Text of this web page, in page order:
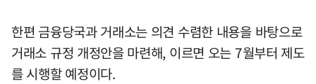
한편 금융당국과 거래소는 의견 수렴한 내용을 바탕으로
거래소 규정 개정안을 마련해, 이르면 오는 7월부터 제도
를 시행할 예정이다.